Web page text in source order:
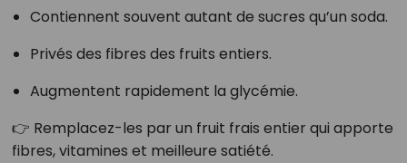
Contiennent souvent autant de sucres qu’un soda.
Privés des fibres des fruits entiers.
Augmentent rapidement la glycémie.
👉 Remplacez-les par un fruit frais entier qui apporte
fibres, vitamines et meilleure satiété.